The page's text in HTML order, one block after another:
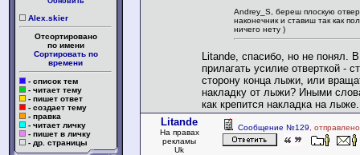
Alex.skier
Отсортировано
по имени
Сортировать по
времени
- список тем
- читает тему
- пишет ответ
- создает тему
- правка
- читает личку
- пишет в личку
- др. страницы
Andrey_S, береш плоскую
наконечник и ставиш так как
ничего нету )
Litande, спасибо, но не понял.
прилагать усилие отверткой -
сторону конца лыжи, или
накладку от лыжи? Иными
как крепится накладка на лыже.
Litande
На правах
рекламы
Uk
Сообщение №129 ,